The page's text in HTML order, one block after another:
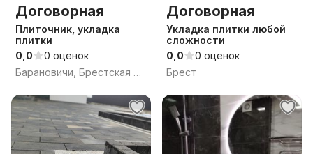
Договорная
Плиточник, укладка
плитки
0,0
0 оценок
Барановичи, Брестская обл.
Договорная
Укладка плитки любой
сложности
0,0
0 оценок
Брест